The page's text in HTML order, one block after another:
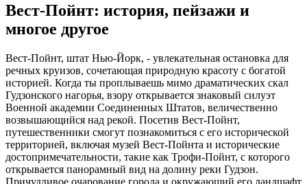
Вест-Пойнт: история, пейзажи и
многое другое
Вест-Пойнт, штат Нью-Йорк, - увлекательная остановка для
речных круизов, сочетающая природную красоту с богатой
историей. Когда ты проплываешь мимо драматических скал
Гудзонского нагорья, взору открывается знаковый силуэт
Военной академии Соединенных Штатов, величественно
возвышающийся над рекой. Посетив Вест-Пойнт,
путешественники смогут познакомиться с его исторической
территорией, включая музей Вест-Пойнта и исторические
достопримечательности, такие как Трофи-Пойнт, с которого
открывается панорамный вид на долину реки Гудзон.
Причудливое очарование города и окружающий его ландшафт